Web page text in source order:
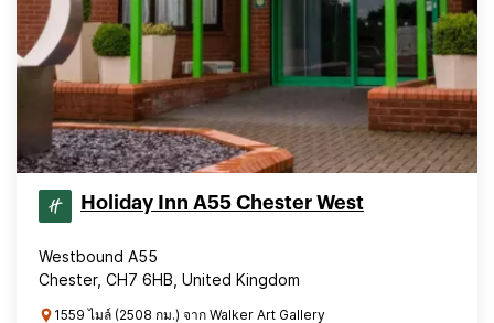
Holiday Inn A55 Chester West
Westbound A55
Chester, CH7 6HB, United Kingdom
1559 ไมล์ (2508 กม.) จาก Walker Art Gallery